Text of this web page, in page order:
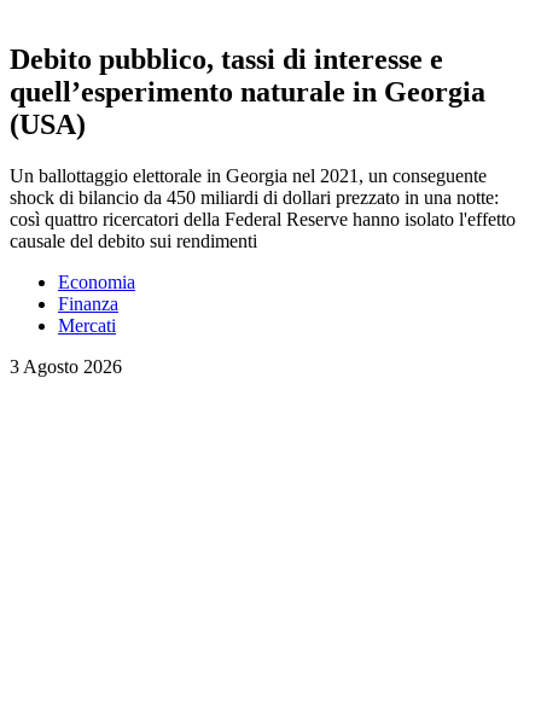
Debito pubblico, tassi di interesse e
quell’esperimento naturale in Georgia
(USA)
Un ballottaggio elettorale in Georgia nel 2021, un conseguente
shock di bilancio da 450 miliardi di dollari prezzato in una notte:
così quattro ricercatori della Federal Reserve hanno isolato l'effetto
causale del debito sui rendimenti
Economia
Finanza
Mercati
3 Agosto 2026